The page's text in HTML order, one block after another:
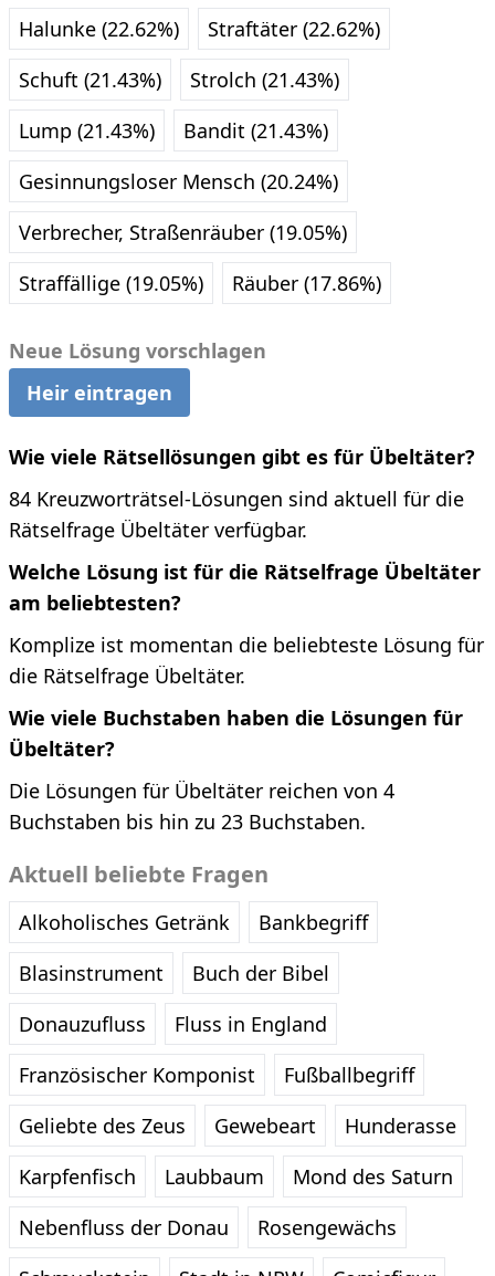
Halunke (22.62%)
Straftäter (22.62%)
Schuft (21.43%)
Strolch (21.43%)
Lump (21.43%)
Bandit (21.43%)
Gesinnungsloser Mensch (20.24%)
Verbrecher, Straßenräuber (19.05%)
Straffällige (19.05%)
Räuber (17.86%)
Neue Lösung vorschlagen
Heir eintragen
Wie viele Rätsellösungen gibt es für Übeltäter?
84 Kreuzworträtsel-Lösungen sind aktuell für die
Rätselfrage Übeltäter verfügbar.
Welche Lösung ist für die Rätselfrage Übeltäter
am beliebtesten?
Komplize ist momentan die beliebteste Lösung für
die Rätselfrage Übeltäter.
Wie viele Buchstaben haben die Lösungen für
Übeltäter?
Die Lösungen für Übeltäter reichen von 4
Buchstaben bis hin zu 23 Buchstaben.
Aktuell beliebte Fragen
Alkoholisches Getränk
Bankbegriff
Blasinstrument
Buch der Bibel
Donauzufluss
Fluss in England
Französischer Komponist
Fußballbegriff
Geliebte des Zeus
Gewebeart
Hunderasse
Karpfenfisch
Laubbaum
Mond des Saturn
Nebenfluss der Donau
Rosengewächs